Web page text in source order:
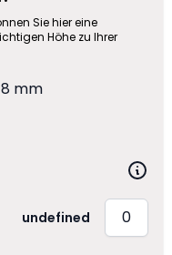
Sie hier eine
Höhe zu Ihrer
8 mm
undefined